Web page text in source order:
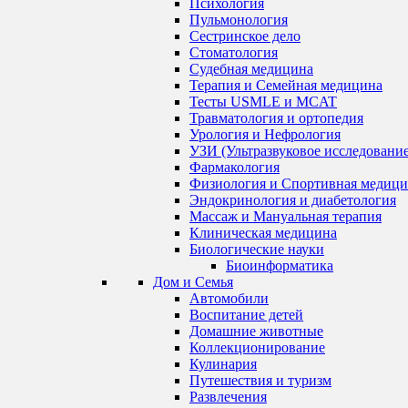
Психология
Пульмонология
Сестринское дело
Стоматология
Судебная медицина
Терапия и Семейная медицина
Тесты USMLE и MCAT
Травматология и ортопедия
Урология и Нефрология
УЗИ (Ультразвуковое
Фармакология
Физиология и Спортивная
Эндокринология и диабетология
Массаж и Мануальная терапия
Клиническая медицина
Биологические науки
Биоинформатика
Дом и Семья
Автомобили
Воспитание детей
Домашние животные
Коллекционирование
Кулинария
Путешествия и туризм
Развлечения